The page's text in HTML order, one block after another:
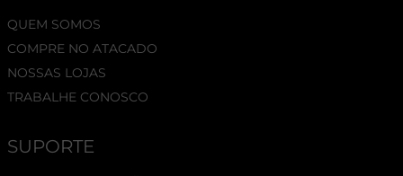
QUEM SOMOS
COMPRE NO ATACADO
NOSSAS LOJAS
TRABALHE CONOSCO
SUPORTE